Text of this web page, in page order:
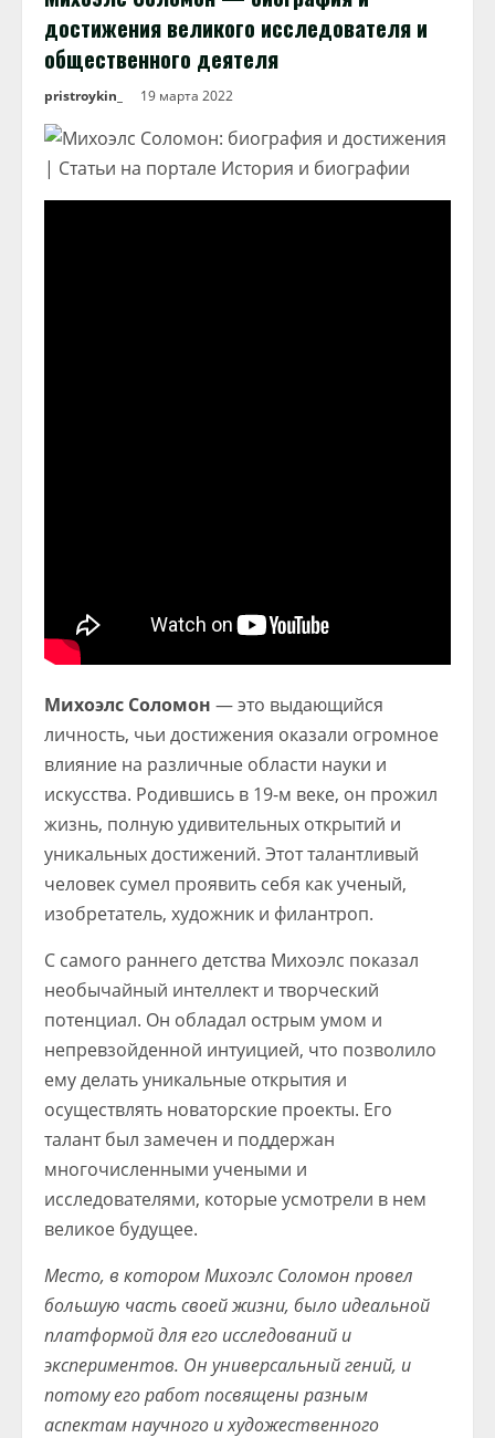
достижения великого исследователя и
общественного деятеля
pristroykin_ 19 марта 2022
Михоэлс Соломон — это выдающийся
личность, чьи достижения оказали огромное
влияние на различные области науки и
искусства. Родившись в 19-м веке, он прожил
жизнь, полную удивительных открытий и
уникальных достижений. Этот талантливый
человек сумел проявить себя как ученый,
изобретатель, художник и филантроп.
С самого раннего детства Михоэлс показал
необычайный интеллект и творческий
потенциал. Он обладал острым умом и
непревзойденной интуицией, что позволило
ему делать уникальные открытия и
осуществлять новаторские проекты. Его
талант был замечен и поддержан
многочисленными учеными и
исследователями, которые усмотрели в нем
великое будущее.
Место, в котором Михоэлс Соломон провел
большую часть своей жизни, было идеальной
платформой для его исследований и
экспериментов. Он универсальный гений, и
потому его работ посвящены разным
аспектам научного и художественного